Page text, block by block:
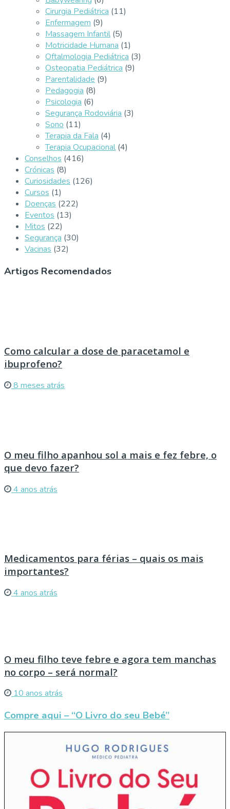
Cirurgia Pediátrica (11)
Enfermagem (9)
Massagem Infantil (5)
Motricidade Humana (1)
Oftalmologia Pediátrica (3)
Osteopatia Pediátrica (9)
Parentalidade (9)
Pedagogia (8)
Psicologia (6)
Segurança Rodoviária (3)
Sono (11)
Terapia da Fala (4)
Terapia Ocupacional (4)
Conselhos (416)
Crónicas (8)
Curiosidades (126)
Cursos (1)
Doenças (222)
Eventos (13)
Mitos (22)
Segurança (30)
Vacinas (32)
Artigos Recomendados
Como calcular a dose de paracetamol e
ibuprofeno?
8 meses atrás
O meu filho apanhou sol a mais e fez febre, o
que devo fazer?
4 anos atrás
Medicamentos para férias – quais os mais
importantes?
4 anos atrás
O meu filho teve febre e agora tem manchas
no corpo – será normal?
10 anos atrás
Compre aqui – “O Livro do seu Bebé”